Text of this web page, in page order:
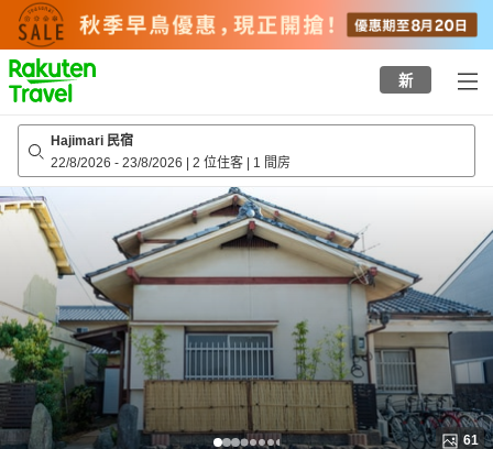
to
top
page
新
Hajimari 民宿
22/8/2026 - 23/8/2026 | 2 位住客 | 1 間房
61